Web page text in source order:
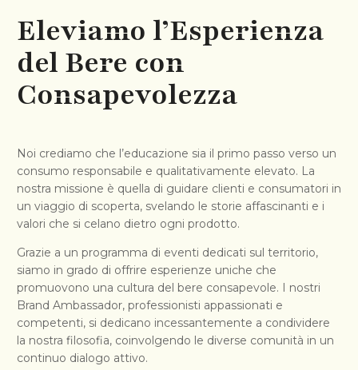
Eleviamo l’Esperienza
del Bere con
Consapevolezza
Noi crediamo che l’educazione sia il primo passo verso un
consumo responsabile e qualitativamente elevato. La
nostra missione è quella di guidare clienti e consumatori in
un viaggio di scoperta, svelando le storie affascinanti e i
valori che si celano dietro ogni prodotto.
Grazie a un programma di eventi dedicati sul territorio,
siamo in grado di offrire esperienze uniche che
promuovono una cultura del bere consapevole. I nostri
Brand Ambassador, professionisti appassionati e
competenti, si dedicano incessantemente a condividere
la nostra filosofia, coinvolgendo le diverse comunità in un
continuo dialogo attivo.